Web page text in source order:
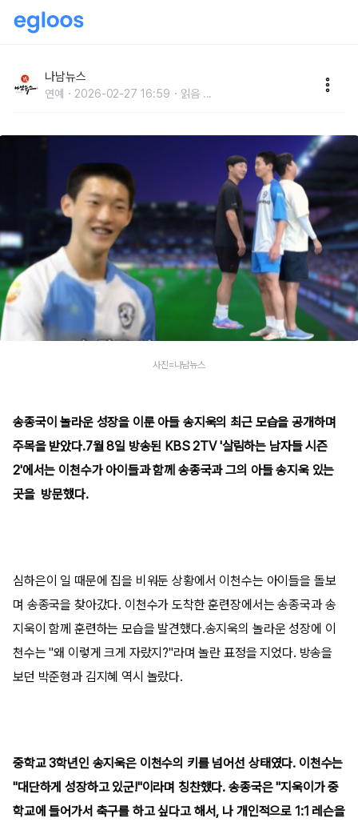
지욱 폭풍 성장
나남뉴스
연예 2026-02-27 16:59 읽음 ...
사진=나남뉴스
송종국이 놀라운 성장을 이룬 아들 송지욱의 최근 모습을 공개하며
주목을 받았다.7월 8일 방송된 KBS 2TV '살림하는 남자들 시즌
2'에서는 이천수가 아이들과 함께 송종국과 그의 아들 송지욱 있는
곳을 방문했다.
심하은이 일 때문에 집을 비워둔 상황에서 이천수는 아이들을 돌보
며 송종국을 찾아갔다. 이천수가 도착한 훈련장에서는 송종국과 송
지욱이 함께 훈련하는 모습을 발견했다.송지욱의 놀라운 성장에 이
천수는 "왜 이렇게 크게 자랐지?"라며 놀란 표정을 지었다. 방송을
보던 박준형과 김지혜 역시 놀랐다.
중학교 3학년인 송지욱은 이천수의 키를 넘어선 상태였다. 이천수는
"대단하게 성장하고 있군!"이라며 칭찬했다. 송종국은 "지욱이가 중
학교에 들어가서 축구를 하고 싶다고 해서, 나 개인적으로 1:1 레슨을